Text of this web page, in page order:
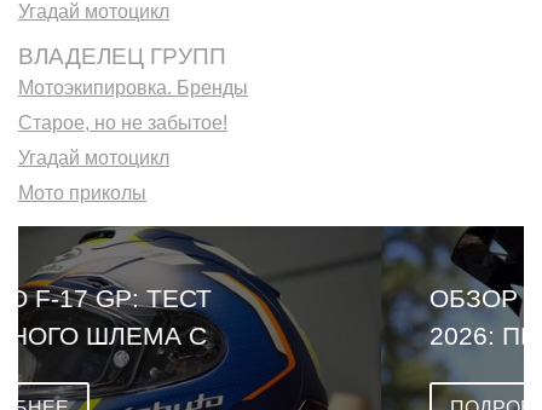
Угадай мотоцикл
ВЛАДЕЛЕЦ ГРУПП
Мотоэкипировка. Бренды
Старое, но не забытое!
Угадай мотоцикл
Мото приколы
ОБЗОР LEATT CARDO VENTURE
2026: ПЕРВЫЙ ШЛЕМ СО
ВСТРОЕННОЙ ГАРНИТУРОЙ